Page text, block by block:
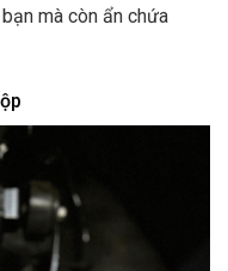
mà còn ẩn chứa